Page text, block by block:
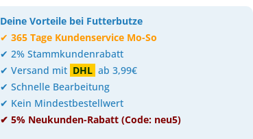
Deine Vorteile bei Futterbutze
✔365 Tage Kundenservice Mo-So
✔ 2% Stammkundenrabatt
✔ Versand mit DHL ab 3,99€
✔ Schnelle Bearbeitung
✔ Kein Mindestbestellwert
✔ 5% Neukunden-Rabatt (Code: neu5)